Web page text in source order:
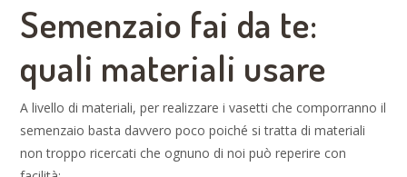
Semenzaio fai da te:
quali materiali usare
A livello di materiali, per realizzare i vasetti che comporranno il
semenzaio basta davvero poco poiché si tratta di materiali
non troppo ricercati che ognuno di noi può reperire con